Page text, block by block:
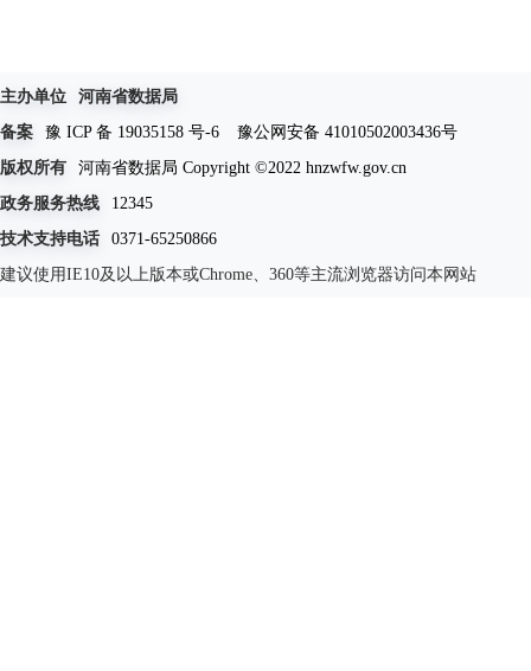
主办单位
河南省数据局
备案
豫 ICP 备 19035158 号-6
豫公网安备 41010502003436号
版权所有
河南省数据局 Copyright ©2022 hnzwfw.gov.cn
政务服务热线
12345
技术支持电话
0371-65250866
建议使用IE10及以上版本或Chrome、360等主流浏览器访问本网站